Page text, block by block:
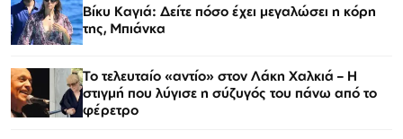
Βίκυ Καγιά: Δείτε πόσο έχει μεγαλώσει η κόρη
της, Μπιάνκα
Το τελευταίο «αντίο» στον Λάκη Χαλκιά – Η
στιγμή που λύγισε η σύζυγός του πάνω από το
φέρετρο